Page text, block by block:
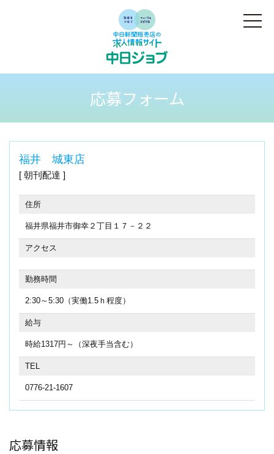
応募フォーム
福井 城東店
朝刊配達
住所
福井県福井市御幸２丁目１７－２２
アクセス
勤務時間
2:30～5:30（実働1.5ｈ程度）
給与
時給1317円～（深夜手当含む）
TEL
0776-21-1607
応募情報